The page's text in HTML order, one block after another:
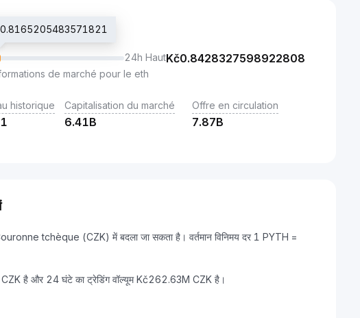
24h HautKč0.8428327598922808
de marché pour le eth
historique Capitalisation du marché
6.41B
Offre en circulation
7.87B
tchèque (CZK) में बदला जा सकता है। वर्तमान विनिमय दर 1 PYTH =
है और 24 घंटे का ट्रेडिंग वॉल्यूम Kč262.63M CZK है।